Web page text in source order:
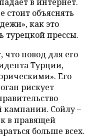
стоит объяснять
как это
турецкой прессы.
что повод для его
Турции,
Его
рискует
кампании. Сойлу –
в правящей
больше всех.